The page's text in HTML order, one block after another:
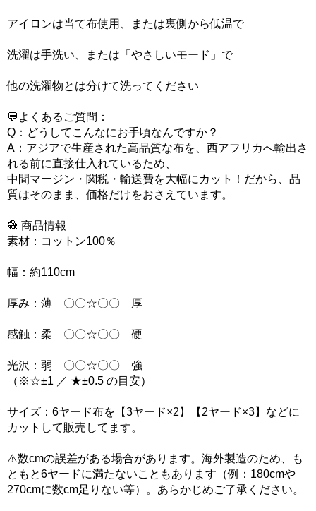
アイロンは当て布使用、または裏側から低温で
洗濯は手洗い、または「やさしいモード」で
他の洗濯物とは分けて洗ってください
💬よくあるご質問：
Q：どうしてこんなにお手頃なんですか？
A：アジアで生産された高品質な布を、西アフリカへ輸出さ
れる前に直接仕入れているため、
中間マージン・関税・輸送費を大幅にカット！だから、品
質はそのまま、価格だけをおさえています。
🧶 商品情報
素材：コットン100％
幅：約110cm
厚み：薄 〇〇☆〇〇 厚
感触：柔 〇〇☆〇〇 硬
光沢：弱 〇〇☆〇〇 強
（※☆±1 ／ ★±0.5 の目安）
サイズ：6ヤード布を【3ヤード×2】【2ヤード×3】などに
カットして販売してます。
⚠️数cmの誤差がある場合があります。海外製造のため、も
ともと6ヤードに満たないこともあります（例：180cmや
270cmに数cm足りない等）。あらかじめご了承ください。